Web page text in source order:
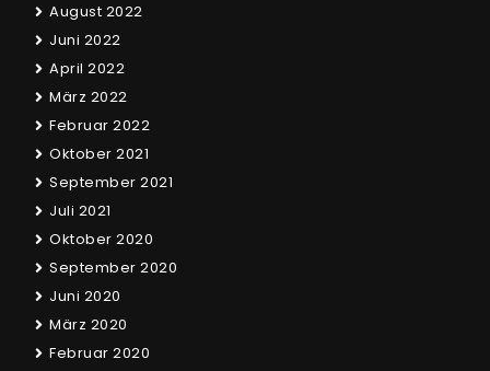
August 2022
Juni 2022
April 2022
März 2022
Februar 2022
Oktober 2021
September 2021
Juli 2021
Oktober 2020
September 2020
Juni 2020
März 2020
Februar 2020